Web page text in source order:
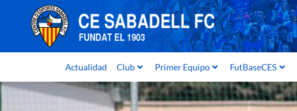
Actualidad Club Primer Equipo FutBaseCES